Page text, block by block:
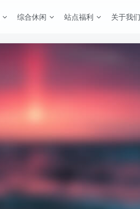
综合休闲 站点福利 关于我们